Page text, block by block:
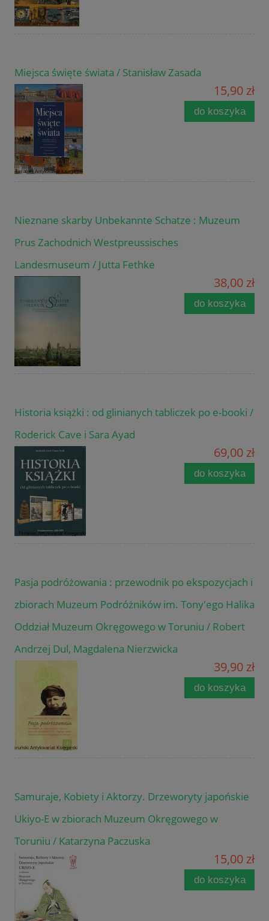
Miejsca święte świata / Stanisław Zasada
15,90 zł
do koszyka
Nieznane skarby Unbekannte Schatze : Muzeum
Prus Zachodnich Westpreussisches
Landesmuseum / Jutta Fethke
38,00 zł
do koszyka
Historia książki : od glinianych tabliczek po e-booki /
Roderick Cave i Sara Ayad
69,00 zł
do koszyka
Pasja podróżowania : przewodnik po ekspozycjach i
zbiorach Muzeum Podróżników im. Tony'ego Halika
Oddział Muzeum Okręgowego w Toruniu / Robert
Andrzej Dul, Magdalena Nierzwicka
39,90 zł
do koszyka
Samuraje, Kobiety i Aktorzy. Drzeworyty japońskie
Ukiyo-E w zbiorach Muzeum Okręgowego w
Toruniu / Katarzyna Paczuska
15,00 zł
do koszyka